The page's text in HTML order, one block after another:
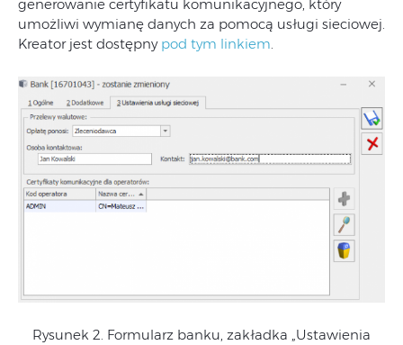
generowanie certyfikatu komunikacyjnego, który
umożliwi wymianę danych za pomocą usługi sieciowej.
Kreator jest dostępny pod tym linkiem
Rysunek 2. Formularz banku, zakładka „Ustawienia